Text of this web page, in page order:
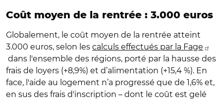
Coût moyen de la rentrée : 3.000 euros
Globalement, le coût moyen de la rentrée atteint
3.000 euros, selon les calculs effectués par la Fage
dans l'ensemble des régions, porté par la hausse des
frais de loyers (+8,9%) et d’alimentation (+15,4 %). En
face, l'aide au logement n’a progressé que de 1,6% et,
en sus des frais d'inscription – dont le coût est gelé